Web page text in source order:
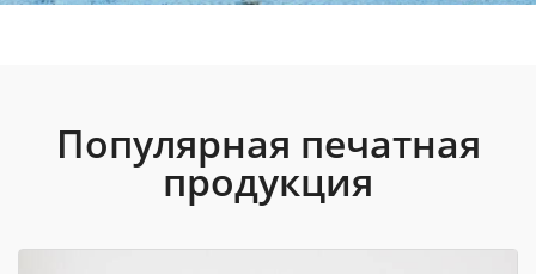
Популярная печатная
продукция